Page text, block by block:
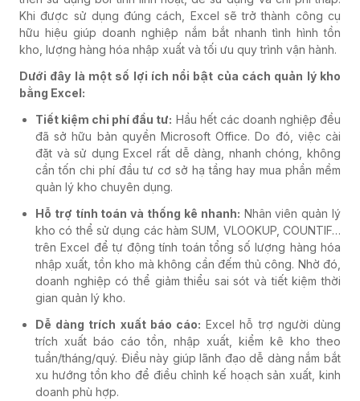
Khi được sử dụng đúng cách, Excel sẽ trở thành công cụ
hữu hiệu giúp doanh nghiệp nắm bắt nhanh tình hình tồn
kho, lượng hàng hóa nhập xuất và tối ưu quy trình vận hành.
Dưới đây là một số lợi ích nổi bật của cách quản lý kho
bằng Excel:
Tiết kiệm chi phí đầu tư: Hầu hết các doanh nghiệp đều
đã sở hữu bản quyền Microsoft Office. Do đó, việc cài
đặt và sử dụng Excel rất dễ dàng, nhanh chóng, không
cần tốn chi phí đầu tư cơ sở hạ tầng hay mua phần mềm
quản lý kho chuyên dụng.
Hỗ trợ tính toán và thống kê nhanh: Nhân viên quản lý
kho có thể sử dụng các hàm SUM, VLOOKUP, COUNTIF…
trên Excel để tự động tính toán tổng số lượng hàng hóa
nhập xuất, tồn kho mà không cần đếm thủ công. Nhờ đó,
doanh nghiệp có thể giảm thiểu sai sót và tiết kiệm thời
gian quản lý kho.
Dễ dàng trích xuất báo cáo: Excel hỗ trợ người dùng
trích xuất báo cáo tồn, nhập xuất, kiểm kê kho theo
tuần/tháng/quý. Điều này giúp lãnh đạo dễ dàng nắm bắt
xu hướng tồn kho để điều chỉnh kế hoạch sản xuất, kinh
doanh phù hợp.